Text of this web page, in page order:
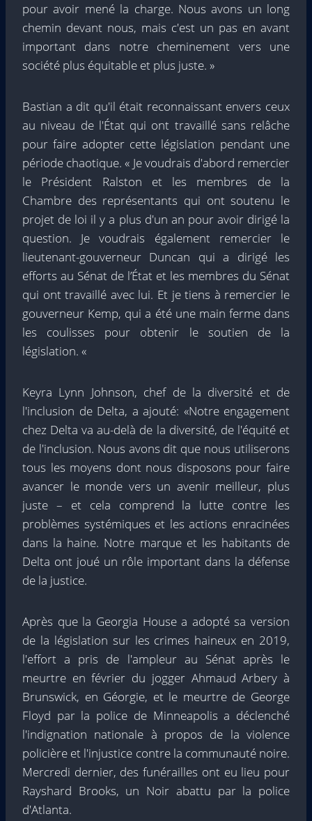
pour avoir mené la charge. Nous avons un long
chemin devant nous, mais c'est un pas en avant
important dans notre cheminement vers une
société plus équitable et plus juste. »
Bastian a dit qu'il était reconnaissant envers ceux
au niveau de l'État qui ont travaillé sans relâche
pour faire adopter cette législation pendant une
période chaotique. « Je voudrais d'abord remercier
le Président Ralston et les membres de la
Chambre des représentants qui ont soutenu le
projet de loi il y a plus d'un an pour avoir dirigé la
question. Je voudrais également remercier le
lieutenant-gouverneur Duncan qui a dirigé les
efforts au Sénat de l’État et les membres du Sénat
qui ont travaillé avec lui. Et je tiens à remercier le
gouverneur Kemp, qui a été une main ferme dans
les coulisses pour obtenir le soutien de la
législation. «
Keyra Lynn Johnson, chef de la diversité et de
l'inclusion de Delta, a ajouté: «Notre engagement
chez Delta va au-delà de la diversité, de l'équité et
de l'inclusion. Nous avons dit que nous utiliserons
tous les moyens dont nous disposons pour faire
avancer le monde vers un avenir meilleur, plus
juste – et cela comprend la lutte contre les
problèmes systémiques et les actions enracinées
dans la haine. Notre marque et les habitants de
Delta ont joué un rôle important dans la défense
de la justice.
Après que la Georgia House a adopté sa version
de la législation sur les crimes haineux en 2019,
l'effort a pris de l'ampleur au Sénat après le
meurtre en février du jogger Ahmaud Arbery à
Brunswick, en Géorgie, et le meurtre de George
Floyd par la police de Minneapolis a déclenché
l'indignation nationale à propos de la violence
policière et l'injustice contre la communauté noire.
Mercredi dernier, des funérailles ont eu lieu pour
Rayshard Brooks, un Noir abattu par la police
d'Atlanta.